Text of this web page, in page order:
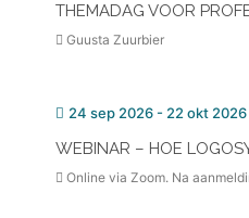
THEMADAG VOOR
Guusta Zuurbier
24 sep 2026 - 22 okt 2026
WEBINAR – HOE
Online via Zoom. Na